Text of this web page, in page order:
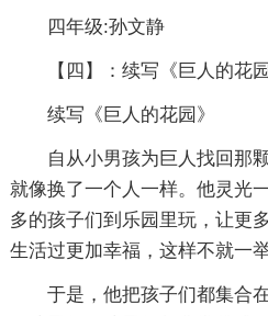
四年级:孙文静
【四】：续写《巨人的花园
续写《巨人的花园》
自从小男孩为巨人找回那
就像换了一个人一样。他灵光
多的孩子们到乐园里玩，让更
生活过更加幸福，这样不就一
于是，他把孩子们都集合